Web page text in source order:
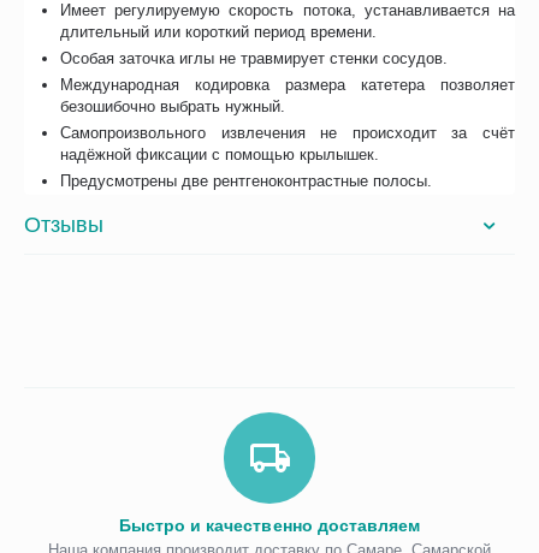
Имеет регулируемую скорость потока, устанавливается на
длительный или короткий период времени.
Особая заточка иглы не травмирует стенки сосудов.
Международная кодировка размера катетера позволяет
безошибочно выбрать нужный.
Самопроизвольного извлечения не происходит за счёт
надёжной фиксации с помощью крылышек.
Предусмотрены две рентгеноконтрастные полосы.
Отзывы
Быстро и качественно доставляем